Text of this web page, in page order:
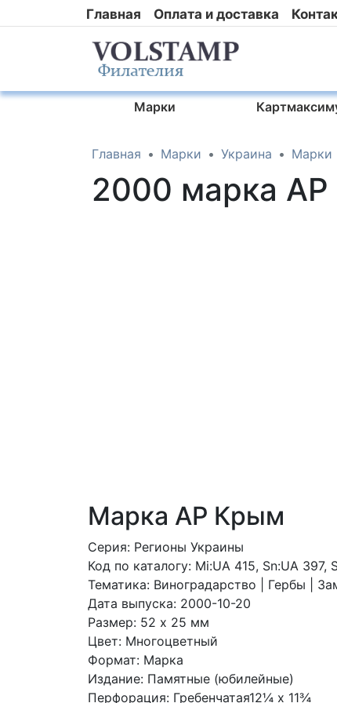
Главная Оплата и доставка
Марки
Главная Марки Украина Марки
2000 марка
Марка АР Крым
Серия: Регионы Украины
Код по каталогy: Mi:UA 415, Sn:UA 397,
Тематика: Виноградарство | Гербы |
Дата выпуска: 2000-10-20
Размер: 52 x 25 мм
Цвет: Многоцветный
Формат: Марка
Издание: Памятные (юбилейные)
Перфорация: Гребенчатая12¼ x 11¾